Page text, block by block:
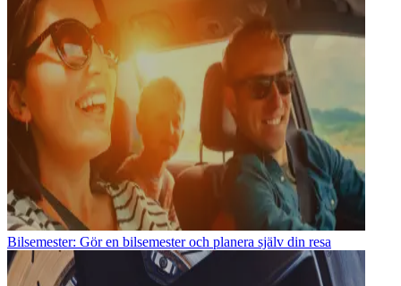
Bilsemester: Gör en bilsemester och planera själv din resa